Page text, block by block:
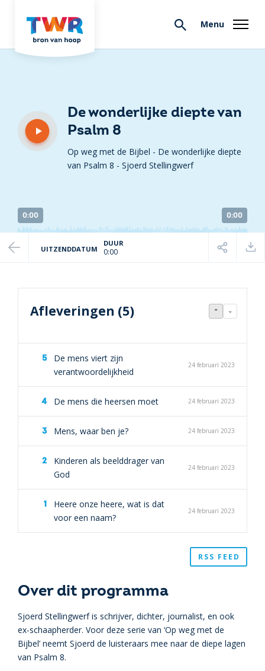
Menu
De wonderlijke diepte van
Psalm 8
Op weg met de Bijbel - De wonderlijke diepte
van Psalm 8 - Sjoerd Stellingwerf
0:00 0:00
UITZENDDATUM
DUUR
0:00
Afleveringen (5)
De mens viert zijn
verantwoordelijkheid
24 februari 2023
De mens die heersen moet 24 februari 2023
Mens, waar ben je? 24 februari 2023
Kinderen als beelddrager van
God
24 februari 2023
Heere onze heere, wat is dat
voor een naam?
24 februari 2023
RSS FEED
Over dit programma
Sjoerd Stellingwerf is schrijver, dichter, journalist, en ook
ex-schaapherder. Voor deze serie van ‘Op weg met de
Bijbel’ neemt Sjoerd de luisteraars mee naar de diepe lagen
van Psalm 8.